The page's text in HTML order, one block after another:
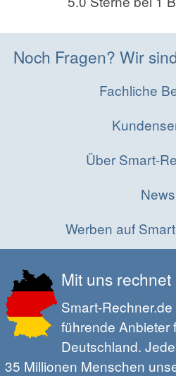
Noch Fragen? Wir
Fachliche
Über Smart-
News
Werben auf
Mit uns
Smart-
führende Anbieter
Deutschland.
35 Millionen Menschen